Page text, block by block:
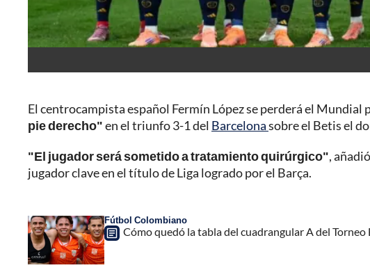
El centrocampista español Fermín López se perderá el Mundial
pie derecho"en el triunfo 3-1 del Barcelonasobre el Betis el
"El jugador será sometido a tratamiento quirúrgico",
jugador clave en el título de Liga logrado por el Barça.
Fútbol Colombiano
Cómo quedó la tabla del cuadrangular A del